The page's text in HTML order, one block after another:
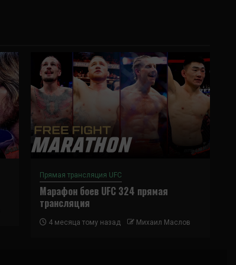
Прямая трансляция UFC
Марафон боев UFC 324 прямая
трансляция
4 месяца тому назад Михаил Маслов